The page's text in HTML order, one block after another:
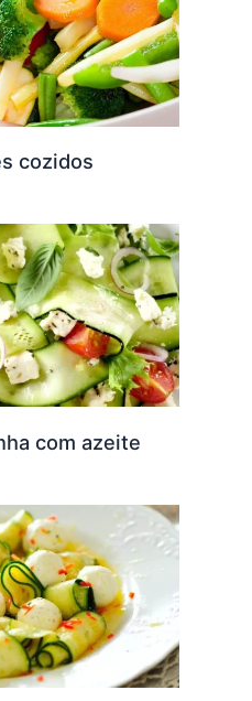
cozidos
com azeite